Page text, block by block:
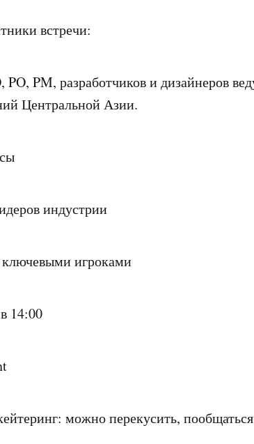
встречи:
PO, PM, разработчиков и дизайнеров
Центральной Азии.
индустрии
ключевыми игроками
14:00
можно перекусить,